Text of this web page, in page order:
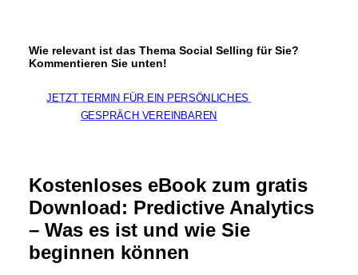
Wie relevant ist das Thema Social Selling für Sie?
Kommentieren Sie unten!
JETZT TERMIN FÜR EIN PERSÖNLICHES
GESPRÄCH VEREINBAREN
Kostenloses eBook zum gratis
Download: Predictive Analytics
– Was es ist und wie Sie
beginnen können